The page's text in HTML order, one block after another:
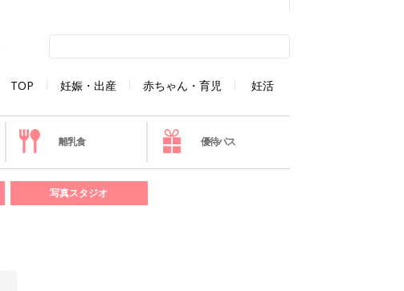
TOP 妊娠・出産 赤ちゃん・育児 妊活
離乳食 優待パス
写真スタジオ